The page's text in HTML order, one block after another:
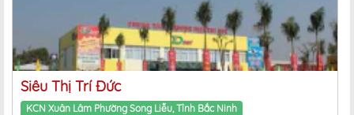
Siêu Thị Trí Đức
KCN Xuân Lâm Phường Song Liễu, Tỉnh Bắc Ninh